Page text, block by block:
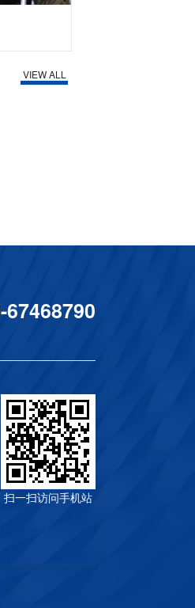
VIEW ALL
67468790
扫一扫访问手机站